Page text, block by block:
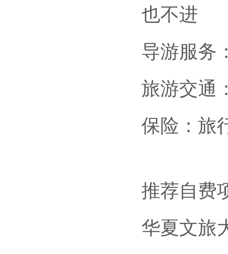
也不进
导游服务
旅游交通
保险：旅
推荐自费
华夏文旅